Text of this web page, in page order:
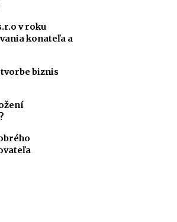
v roku
konateľa a
biznis